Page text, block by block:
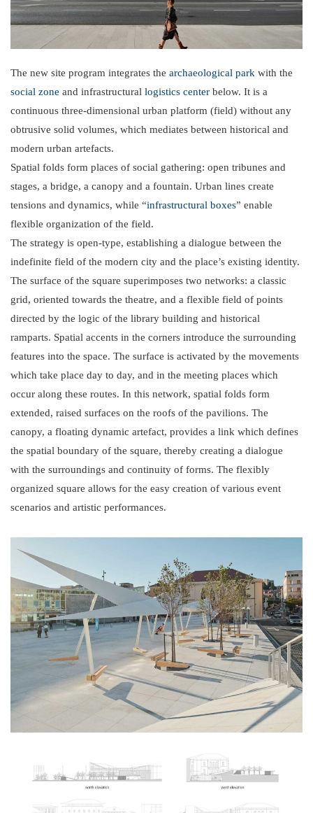
The new site program integrates the archaeological park with the
social zone and infrastructural logistics center below. It is a
continuous three-dimensional urban platform (field) without any
obtrusive solid volumes, which mediates between historical and
modern urban artefacts.
Spatial folds form places of social gathering: open tribunes and
stages, a bridge, a canopy and a fountain. Urban lines create
tensions and dynamics, while “infrastructural boxes” enable
flexible organization of the field.
The strategy is open-type, establishing a dialogue between the
indefinite field of the modern city and the place’s existing identity.
The surface of the square superimposes two networks: a classic
grid, oriented towards the theatre, and a flexible field of points
directed by the logic of the library building and historical
ramparts. Spatial accents in the corners introduce the surrounding
features into the space. The surface is activated by the movements
which take place day to day, and in the meeting places which
occur along these routes. In this network, spatial folds form
extended, raised surfaces on the roofs of the pavilions. The
canopy, a floating dynamic artefact, provides a link which defines
the spatial boundary of the square, thereby creating a dialogue
with the surroundings and continuity of forms. The flexibly
organized square allows for the easy creation of various event
scenarios and artistic performances.